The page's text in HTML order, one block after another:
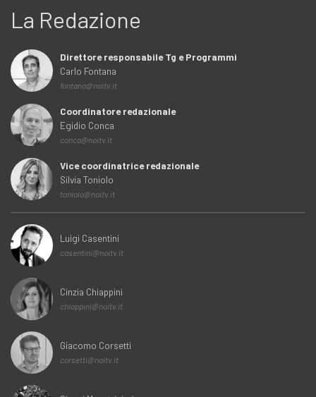
La Redazione
Direttore responsabile Tg e Programmi
Carlo Fontana
fontana@noitv.it
Coordinatore redazionale
Egidio Conca
conca@noitv.it
Vice coordinatrice redazionale
Silvia Toniolo
toniolo@noitv.it
Luigi Casentini
casentini@noitv.it
Cinzia Chiappini
chiappini@noitv.it
Giacomo Corsetti
corsetti@noitv.it